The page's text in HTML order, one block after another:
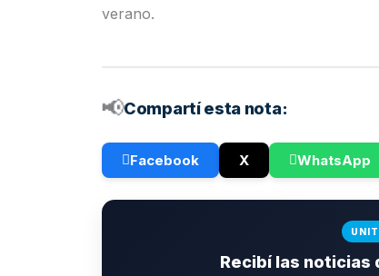
verano.
📢Compartí esta nota:
Facebook X WhatsApp
Recibí las noticias